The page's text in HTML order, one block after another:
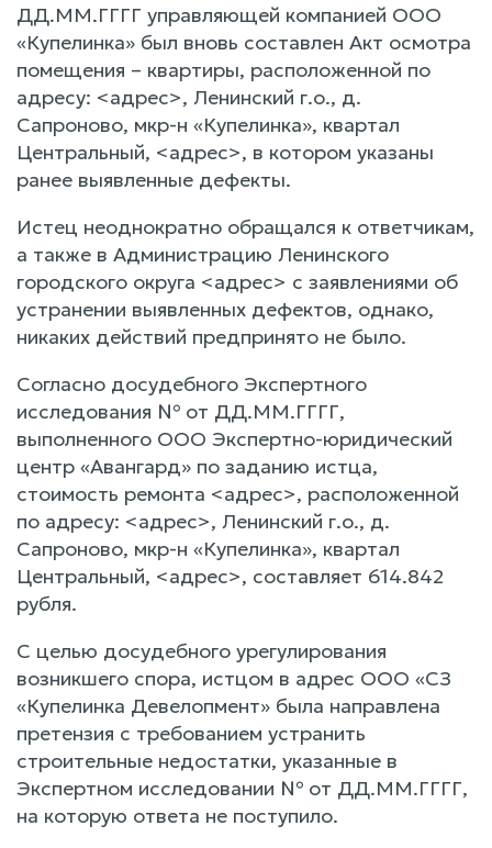
ДД.ММ.ГГГГ управляющей компанией ООО
«Купелинка» был вновь составлен Акт осмотра
помещения – квартиры, расположенной по
адресу: <адрес>, Ленинский г.о., д.
Сапроново, мкр-н «Купелинка», квартал
Центральный, <адрес>, в котором указаны
ранее выявленные дефекты.
Истец неоднократно обращался к ответчикам,
а также в Администрацию Ленинского
городского округа <адрес> с заявлениями об
устранении выявленных дефектов, однако,
никаких действий предпринято не было.
Согласно досудебного Экспертного
исследования № от ДД.ММ.ГГГГ,
выполненного ООО Экспертно-юридический
центр «Авангард» по заданию истца,
стоимость ремонта <адрес>, расположенной
по адресу: <адрес>, Ленинский г.о., д.
Сапроново, мкр-н «Купелинка», квартал
Центральный, <адрес>, составляет 614.842
рубля.
С целью досудебного урегулирования
возникшего спора, истцом в адрес ООО «СЗ
«Купелинка Девелопмент» была направлена
претензия с требованием устранить
строительные недостатки, указанные в
Экспертном исследовании № от ДД.ММ.ГГГГ,
на которую ответа не поступило.